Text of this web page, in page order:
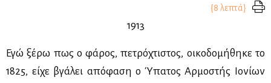
{8 λεπτά}
1913
Εγώ ξέ­ρω πως ο φά­ρος, πε­τρό­χτι­στος, οι­κο­δο­μή­θη­κε το
1825, εί­χε βγά­λει από­φα­ση ο Ύπα­τος Αρ­μο­στής Ιο­νί­ων